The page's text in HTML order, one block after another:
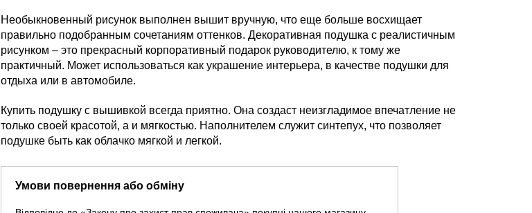
Необыкновенный рисунок выполнен вышит вручную, что еще больше восхищает
правильно подобранным сочетаниям оттенков. Декоративная подушка с реалистичным
рисунком – это прекрасный корпоративный подарок руководителю, к тому же
практичный. Может использоваться как украшение интерьера, в качестве подушки для
отдыха или в автомобиле.
Купить подушку с вышивкой всегда приятно. Она создаст неизгладимое впечатление не
только своей красотой, а и мягкостью. Наполнителем служит синтепух, что позволяет
подушке быть как облачко мягкой и легкой.
Умови повернення або обміну